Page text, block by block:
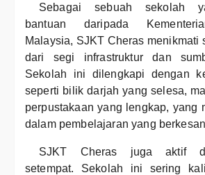
Sebagai sebuah sekolah
bantuan daripada
Malaysia, SJKT Cheras menikmati
dari segi infrastruktur dan
Sekolah ini dilengkapi dengan
seperti bilik darjah yang selesa,
perpustakaan yang lengkap, yang
dalam pembelajaran yang
SJKT Cheras juga aktif
setempat. Sekolah ini sering